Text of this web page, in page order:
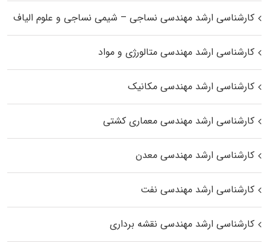
کارشناسی ارشد مهندسی نساجی – شیمی نساجی و علوم الیاف
کارشناسی ارشد مهندسی متالورژی و مواد
کارشناسی ارشد مهندسی مکانیک
کارشناسی ارشد مهندسی معماری کشتی
کارشناسی ارشد مهندسی معدن
کارشناسی ارشد مهندسی نفت
کارشناسی ارشد مهندسی نقشه برداری